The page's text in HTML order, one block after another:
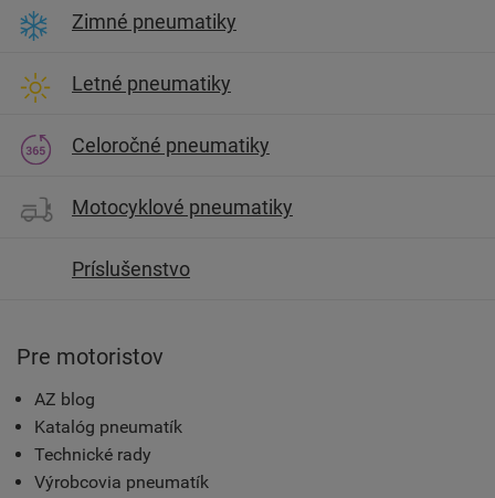
Zimné pneumatiky
Letné pneumatiky
Celoročné pneumatiky
Motocyklové pneumatiky
Príslušenstvo
Pre motoristov
AZ blog
Katalóg pneumatík
Technické rady
Výrobcovia pneumatík